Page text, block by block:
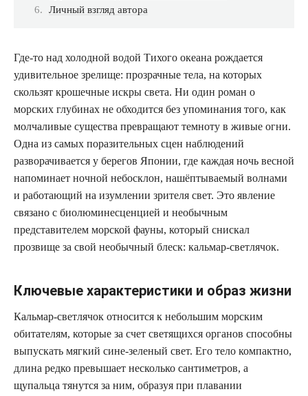
Личный взгляд автора
Где-то над холодной водой Тихого океана рождается
удивительное зрелище: прозрачные тела, на которых
скользят крошечные искры света. Ни один роман о
морских глубинах не обходится без упоминания того, как
молчаливые существа превращают темноту в живые огни.
Одна из самых поразительных сцен наблюдений
разворачивается у берегов Японии, где каждая ночь весной
напоминает ночной небосклон, нашёптываемый волнами
и работающий на изумлении зрителя свет. Это явление
связано с биолюминесценцией и необычным
представителем морской фауны, который снискал
прозвище за свой необычный блеск: кальмар-светлячок.
Ключевые характеристики и образ жизни
Кальмар-светлячок относится к небольшим морским
обитателям, которые за счет светящихся органов способны
выпускать мягкий сине-зеленый свет. Его тело компактно,
длина редко превышает несколько сантиметров, а
щупальца тянутся за ним, образуя при плавании